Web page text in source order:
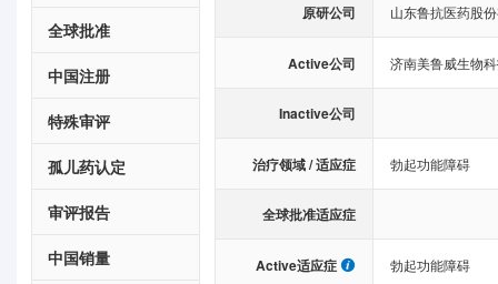
全球批准
中国注册
特殊审评
孤儿药认定
审评报告
中国销量
原研公司 山东鲁抗医药股
Active公司 济南美鲁威生物
Inactive公司
治疗领域 / 适应症 勃起功能障碍
全球批准适应症
Active适应症 勃起功能障碍